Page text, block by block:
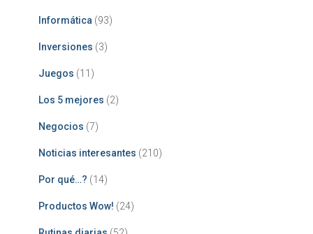
Informática (93)
Inversiones (3)
Juegos (11)
Los 5 mejores (2)
Negocios (7)
Noticias interesantes (210)
Por qué…? (14)
Productos Wow! (24)